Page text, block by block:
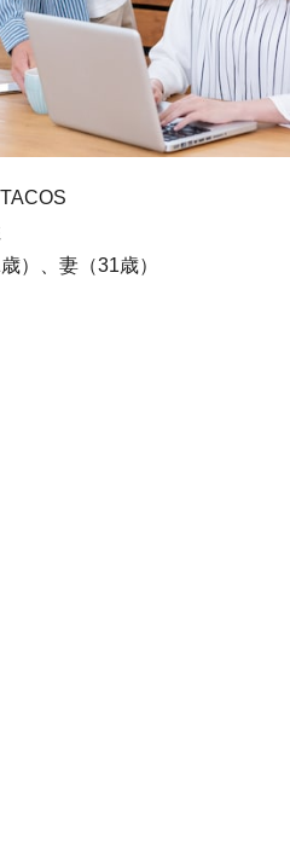
）、妻（31歳）